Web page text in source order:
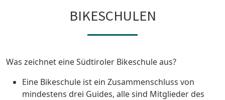
BIKESCHULEN
Was zeichnet eine Südtiroler Bikeschule aus?
Eine Bikeschule ist ein Zusammenschluss von
mindestens drei Guides, alle sind Mitglieder des